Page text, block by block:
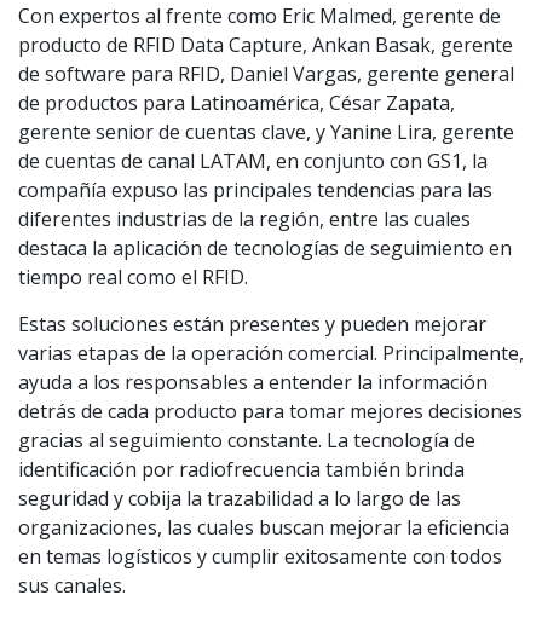
Con expertos al frente como Eric Malmed, gerente de
producto de RFID Data Capture, Ankan Basak, gerente
de software para RFID, Daniel Vargas, gerente general
de productos para Latinoamérica, César Zapata,
gerente senior de cuentas clave, y Yanine Lira, gerente
de cuentas de canal LATAM, en conjunto con GS1, la
compañía expuso las principales tendencias para las
diferentes industrias de la región, entre las cuales
destaca la aplicación de tecnologías de seguimiento en
tiempo real como el RFID.
Estas soluciones están presentes y pueden mejorar
varias etapas de la operación comercial. Principalmente,
ayuda a los responsables a entender la información
detrás de cada producto para tomar mejores decisiones
gracias al seguimiento constante. La tecnología de
identificación por radiofrecuencia también brinda
seguridad y cobija la trazabilidad a lo largo de las
organizaciones, las cuales buscan mejorar la eficiencia
en temas logísticos y cumplir exitosamente con todos
sus canales.